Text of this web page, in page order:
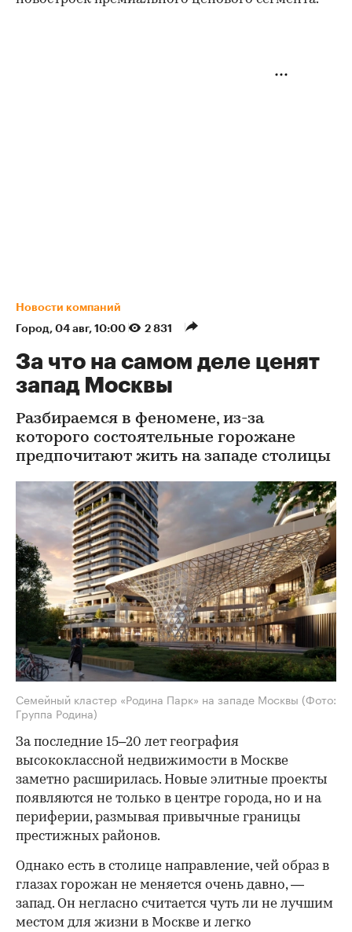
Новости компаний
Город⁠, 04 авг, 10:00 2 831
За что на самом деле ценят
запад Москвы
Разбираемся в феномене, из-за
которого состоятельные горожане
предпочитают жить на западе столицы
Семейный кластер «Родина Парк» на западе Москвы (Фото:
Группа Родина)
За последние 15–20 лет география
высококлассной недвижимости в Москве
заметно расширилась. Новые элитные проекты
появляются не только в центре города, но и на
периферии, размывая привычные границы
престижных районов.
Однако есть в столице направление, чей образ в
глазах горожан не меняется очень давно, —
запад. Он негласно считается чуть ли не лучшим
местом для жизни в Москве и легко